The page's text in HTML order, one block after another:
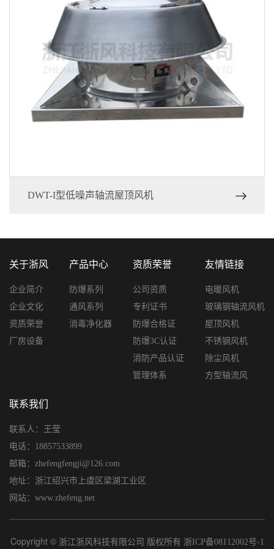
DWT-I型低噪声轴流屋顶风机
关于浙风
企业简介
企业文化
资质荣誉
厂房设备
产品中心
防爆系列
通风系列
消毒净化器
资质荣誉
公司资质
专利证书
防爆合格证
防爆3C认证
消防产品认证
管理体系
友情链接
电暖风机
玻璃钢轴流风机
屋顶风机
不锈钢风机
除尘风机
方型轴流风
联系我们
联系人：王莹
电话：18857533899
邮箱：zhefengfengji@126.com
地址：浙江绍兴市上虞区梁湖工业区
网站：www.zhefeng.net
Copyright © 浙江浙风科技有限公司 版权所有 浙ICP备08112002号-1